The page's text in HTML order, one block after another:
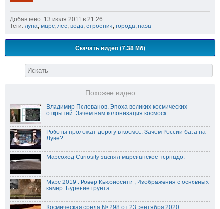
Добавлено: 13 июля 2011 в 21:26
Теги: луна марс лес вода строения города nasa
Скачать видео (7.38 Мб)
Похожее видео
Владимир Полеванов. Эпоха великих космических
открытий. Зачем нам колонизация космоса
Роботы проложат дорогу в космос. Зачем России база на
Луне?
Марсоход Curiosity заснял марсианское торнадо.
Марс 2019 . Ровер Кьюриосити , Изображения с основных
камер. Бурение грунта.
Космическая среда № 298 от 23 сентября 2020